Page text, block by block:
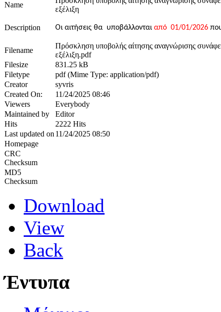
Name
εξέλιξη
Description Οι αιτήσεις θα υποβάλλονται από 01/01/2026
Filename
Πρόσκληση υποβολής αίτησης αναγνώρισης
εξέλιξη.pdf
Filesize
831.25 kB
Filetype
pdf (Mime Type: application/pdf)
Creator
syvris
Created On:
11/24/2025 08:46
Viewers
Everybody
Maintained by
Editor
Hits
2222 Hits
Last updated on 11/24/2025 08:50
Homepage
CRC
Checksum
MD5
Checksum
Download
View
Back
Έντυπα